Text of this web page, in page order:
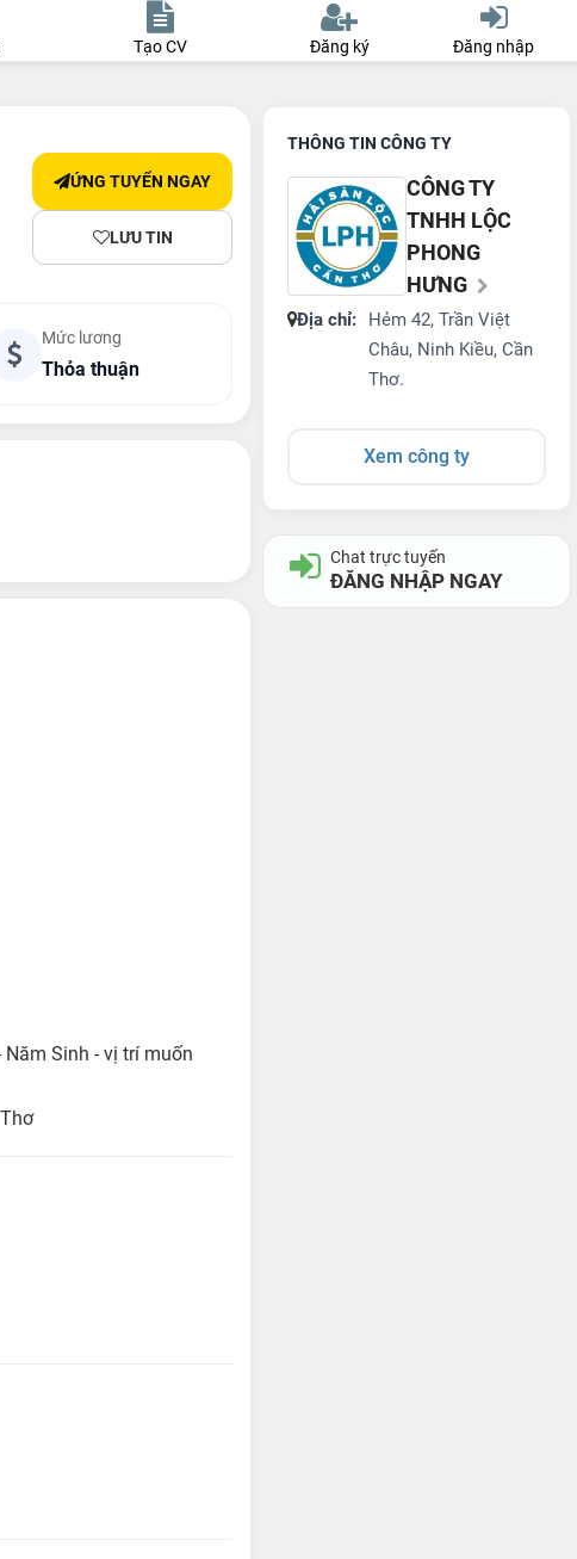
Tạo CV Đăng ký Đăng nhập
ỨNG TUYỂN NGAY
LƯU TIN
Mức lương
Thỏa thuận
Sinh - vị trí muốn
THÔNG TIN CÔNG TY
CÔNG TY
TNHH LỘC
PHONG
HƯNG
Địa chỉ:
Hẻm 42, Trần Việt
Châu, Ninh Kiều, Cần
Thơ.
Xem công ty
Chat trực tuyến
ĐĂNG NHẬP NGAY